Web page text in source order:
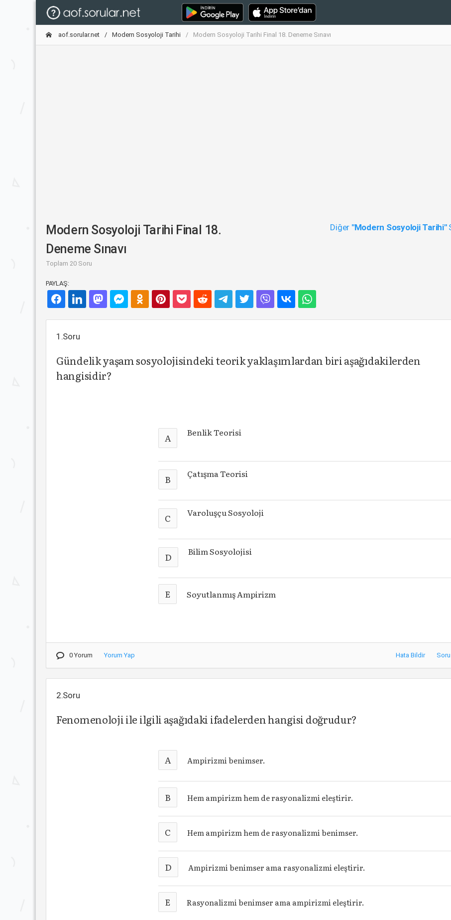
aof.sorular.net Modern Sosyoloji Tarihi Modern Sosyoloji Tarihi Final 18. Deneme Sınavı
Modern Sosyoloji Tarihi Final 18.
Deneme Sınavı
Toplam 20 Soru
Diğer "Modern Sosyoloji Tarihi"
PAYLAŞ:
1.Soru
Gündelik yaşam sosyolojisindeki teorik yaklaşımlardan biri aşağıdakilerden
hangisidir?
A Benlik Teorisi
B Çatışma Teorisi
C Varoluşçu Sosyoloji
D Bilim Sosyolojisi
E Soyutlanmış Ampirizm
0 Yorum Yorum Yap Hata Bildir
2.Soru
Fenomenoloji ile ilgili aşağıdaki ifadelerden hangisi doğrudur?
A Ampirizmi benimser.
B Hem ampirizm hem de rasyonalizmi eleştirir.
C Hem ampirizm hem de rasyonalizmi benimser.
D Ampirizmi benimser ama rasyonalizmi eleştirir.
E Rasyonalizmi benimser ama ampirizmi eleştirir.